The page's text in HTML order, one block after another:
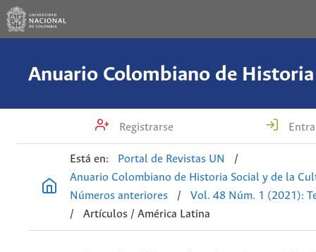
Registrarse
Está en: Portal de Revistas UN
/
Anuario Colombiano de Historia Social y de la
Números anteriores
/
Vol. 48 Núm. 1 (2021):
/
Artículos / América Latina